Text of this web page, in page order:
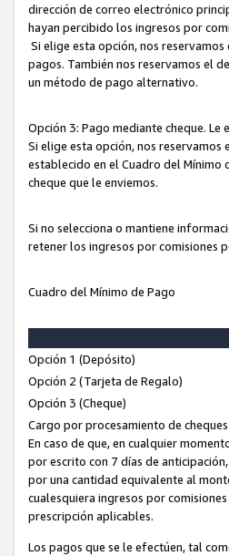
dirección de correo electrónico
hayan percibido los ingresos por
Si elige esta opción, nos
pagos. También nos reservamos el
un método de pago alternativo.
Opción 3: Pago mediante cheque.
Si elige esta opción, nos
establecido en el Cuadro del Mínimo
cheque que le enviemos.
Si no selecciona o mantiene
retener los ingresos por comisiones
Cuadro del Mínimo de Pago
Opción 1 (Depósito)
Opción 2 (Tarjeta de Regalo)
Opción 3 (Cheque)
Cargo por procesamiento de cheques
En caso de que, en cualquier
por escrito con 7 días de
por una cantidad equivalente al
cualesquiera ingresos por
prescripción aplicables.
Los pagos que se le efectúen, tal